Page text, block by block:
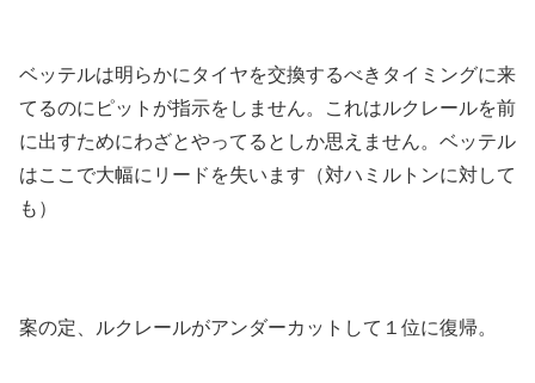
ベッテルは明らかにタイヤを交換するべきタイミングに来
てるのにピットが指示をしません。これはルクレールを前
に出すためにわざとやってるとしか思えません。ベッテル
はここで大幅にリードを失います（対ハミルトンに対して
も）
案の定、ルクレールがアンダーカットして１位に復帰。